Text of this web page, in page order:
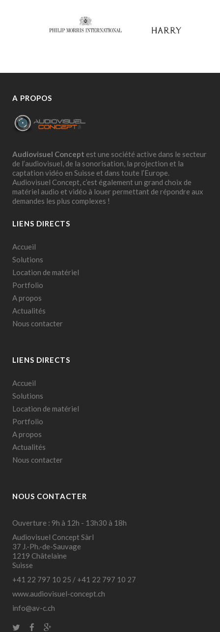
A PROPOS
Audiovisuel Concept est une société active dans le secteur
de l’audiovisuel, de la sonorisation, la projection et la
captation vidéo en Suisse et dans toute l’Europe.
Audiovisuel Concept, c’est également un grand choix de
matériel audio et vidéo à louer permettant de répondre aux
demandes les plus complexes !
LIENS DIRECTS
Accueil
Solutions
Location de matériel
Portfolio
A propos
Actualités
Nous contacter
LIENS DIRECTS
Accueil
Solutions
Location de matériel
Portfolio
A propos
Actualités
Nous contacter
NOUS CONTACTER
Ouverture : 9h à 12h - 13h30 à 18h
Audiovisuel Concept Sàrl
37 J.-Ph.-de-Sauvage
1219 Châtelaine
Suisse
+41 22 797 10 25 / +41 22 797 10 27
www.audiovisuel-concept.ch
info@av-c.ch